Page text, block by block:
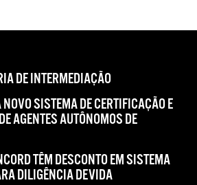
DE INTERMEDIAÇÃO
SISTEMA DE CERTIFICAÇÃO E
AGENTES AUTÔNOMOS DE
TÊM DESCONTO EM SISTEMA
DILIGÊNCIA DEVIDA